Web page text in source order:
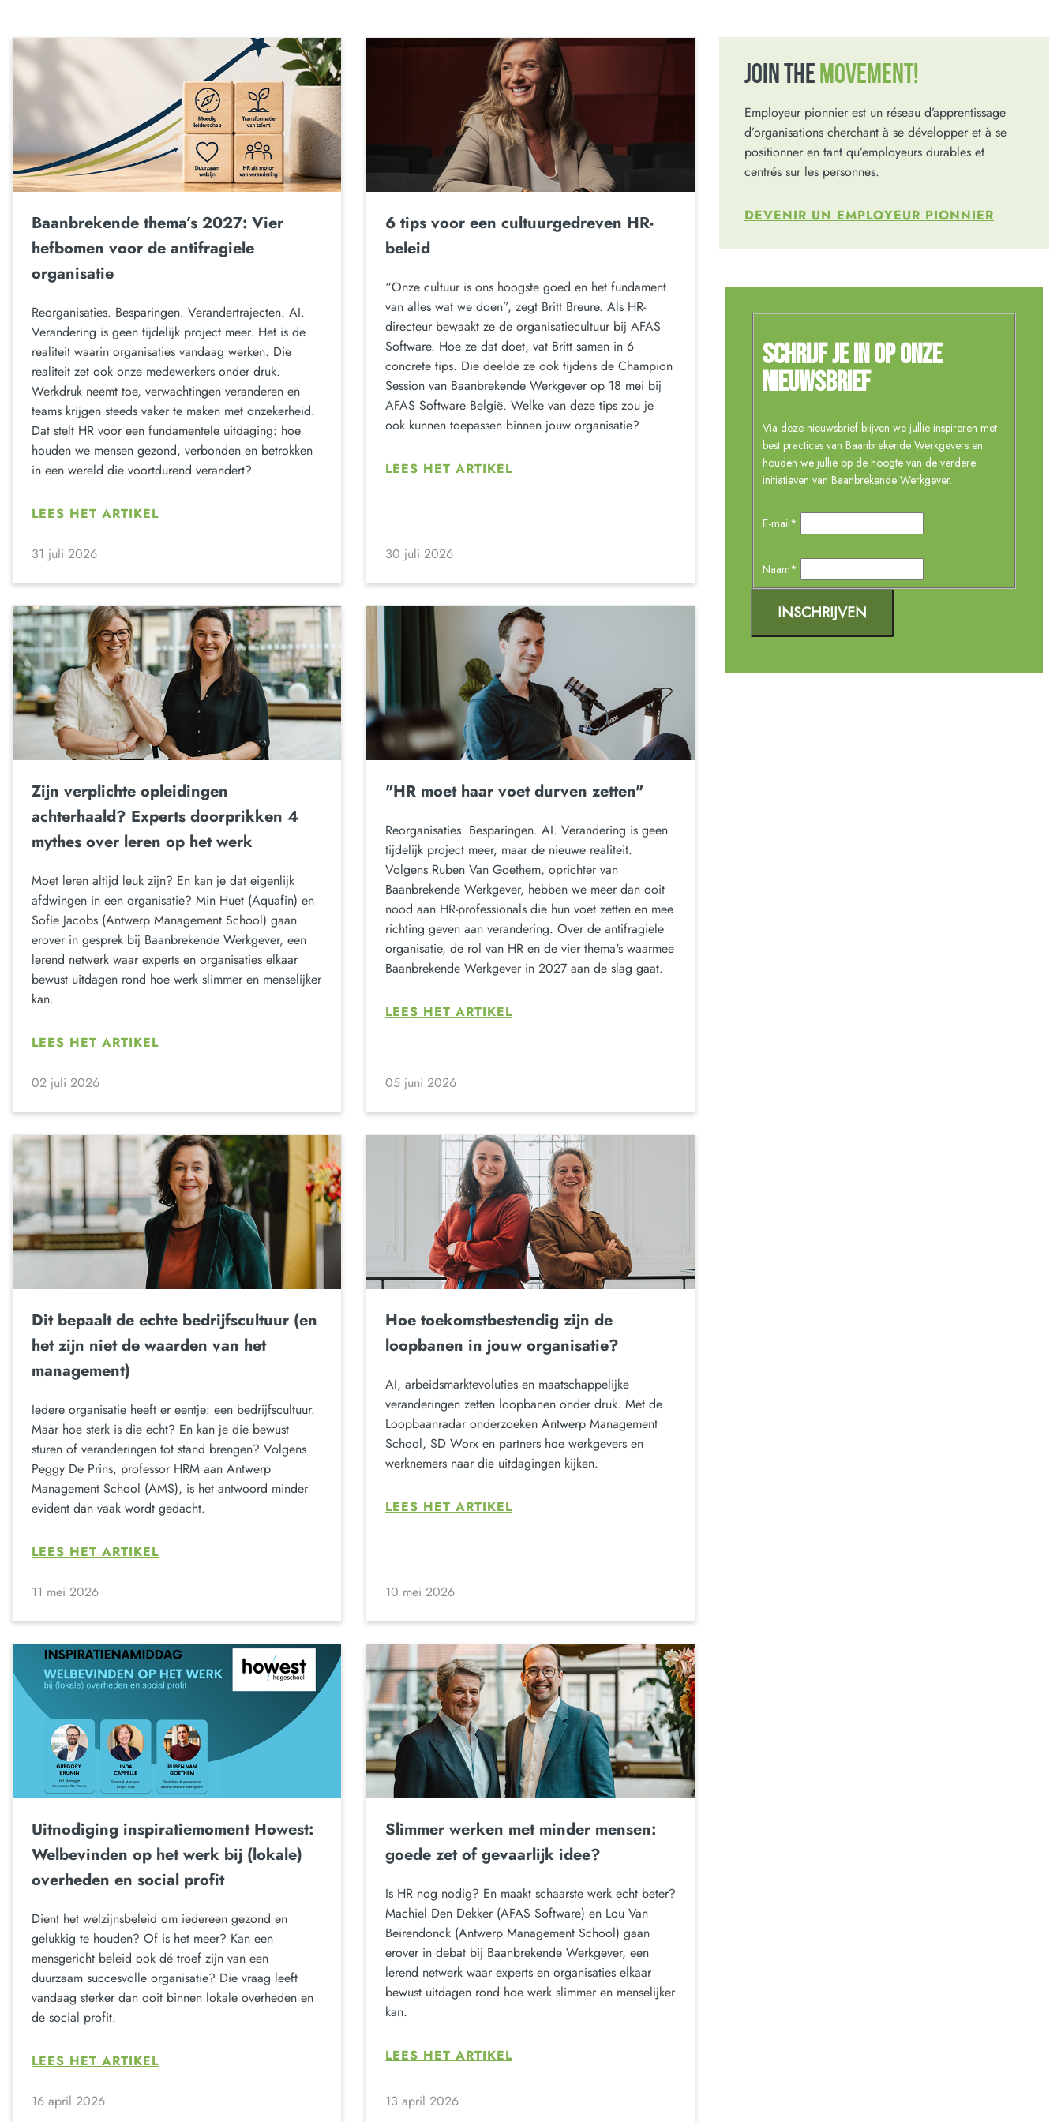
Baanbrekende thema’s 2027: Vier
hefbomen voor de antifragiele
organisatie
Reorganisaties. Besparingen. Verandertrajecten. AI.
Verandering is geen tijdelijk project meer. Het is de
realiteit waarin organisaties vandaag werken. Die
realiteit zet ook onze medewerkers onder druk.
Werkdruk neemt toe, verwachtingen veranderen en
teams krijgen steeds vaker te maken met onzekerheid.
Dat stelt HR voor een fundamentele uitdaging: hoe
houden we mensen gezond, verbonden en betrokken
in een wereld die voortdurend verandert?
LEES HET ARTIKEL
31 juli 2026
6 tips voor een cultuurgedreven HR-
beleid
“Onze cultuur is ons hoogste goed en het fundament
van alles wat we doen”, zegt Britt Breure. Als HR-
directeur bewaakt ze de organisatiecultuur bij AFAS
Software. Hoe ze dat doet, vat Britt samen in 6
concrete tips. Die deelde ze ook tijdens de Champion
Session van Baanbrekende Werkgever op 18 mei bij
AFAS Software België. Welke van deze tips zou je
ook kunnen toepassen binnen jouw organisatie?
LEES HET ARTIKEL
30 juli 2026
Zijn verplichte opleidingen
achterhaald? Experts doorprikken 4
mythes over leren op het werk
Moet leren altijd leuk zijn? En kan je dat eigenlijk
afdwingen in een organisatie? Min Huet (Aquafin) en
Sofie Jacobs (Antwerp Management School) gaan
erover in gesprek bij Baanbrekende Werkgever, een
lerend netwerk waar experts en organisaties elkaar
bewust uitdagen rond hoe werk slimmer en menselijker
kan.
LEES HET ARTIKEL
02 juli 2026
"HR moet haar voet durven zetten"
Reorganisaties. Besparingen. AI. Verandering is geen
tijdelijk project meer, maar de nieuwe realiteit.
Volgens Ruben Van Goethem, oprichter van
Baanbrekende Werkgever, hebben we meer dan ooit
nood aan HR-professionals die hun voet zetten en mee
richting geven aan verandering. Over de antifragiele
organisatie, de rol van HR en de vier thema's waarmee
Baanbrekende Werkgever in 2027 aan de slag gaat.
LEES HET ARTIKEL
05 juni 2026
Dit bepaalt de echte bedrijfscultuur (en
het zijn niet de waarden van het
management)
Iedere organisatie heeft er eentje: een bedrijfscultuur.
Maar hoe sterk is die echt? En kan je die bewust
sturen of veranderingen tot stand brengen? Volgens
Peggy De Prins, professor HRM aan Antwerp
Management School (AMS), is het antwoord minder
evident dan vaak wordt gedacht.
LEES HET ARTIKEL
11 mei 2026
Hoe toekomstbestendig zijn de
loopbanen in jouw organisatie?
AI, arbeidsmarktevoluties en maatschappelijke
veranderingen zetten loopbanen onder druk. Met de
Loopbaanradar onderzoeken Antwerp Management
School, SD Worx en partners hoe werkgevers en
werknemers naar die uitdagingen kijken.
LEES HET ARTIKEL
10 mei 2026
Uitnodiging inspiratiemoment Howest:
Welbevinden op het werk bij (lokale)
overheden en social profit
Dient het welzijnsbeleid om iedereen gezond en
gelukkig te houden? Of is het meer? Kan een
mensgericht beleid ook dé troef zijn van een
duurzaam succesvolle organisatie? Die vraag leeft
vandaag sterker dan ooit binnen lokale overheden en
de social profit.
LEES HET ARTIKEL
16 april 2026
Slimmer werken met minder mensen:
goede zet of gevaarlijk idee?
Is HR nog nodig? En maakt schaarste werk echt beter?
Machiel Den Dekker (AFAS Software) en Lou Van
Beirendonck (Antwerp Management School) gaan
erover in debat bij Baanbrekende Werkgever, een
lerend netwerk waar experts en organisaties elkaar
bewust uitdagen rond hoe werk slimmer en menselijker
kan.
LEES HET ARTIKEL
13 april 2026
JOIN THE MOVEMENT!
Employeur pionnier est un réseau d’apprentissage
d’organisations cherchant à se développer et à se
positionner en tant qu’employeurs durables et
centrés sur les personnes.
DEVENIR UN EMPLOYEUR PIONNIER